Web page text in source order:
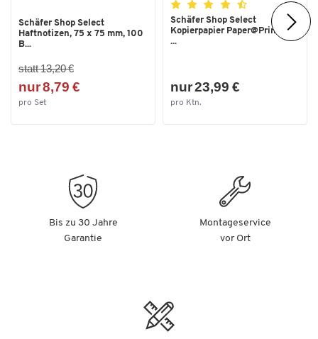
Schäfer Shop Select
Haftnotizen, 75 x 75 mm, 100
B...
statt 13,20 €
nur 8,79 €
pro Set
Schäfer Shop Select
Kopierpapier Paper@Print, DIN
...
nur 23,99 €
pro Ktn.
Bis zu 30 Jahre
Garantie
Montageservice
vor Ort